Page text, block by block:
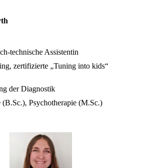
technische Assistentin
zertifizierte „Tuning into kids“
der Diagnostik
(B.Sc.), Psychotherapie (M.Sc.)